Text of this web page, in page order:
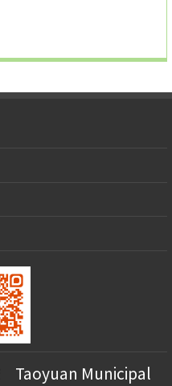
Taoyuan Municipal